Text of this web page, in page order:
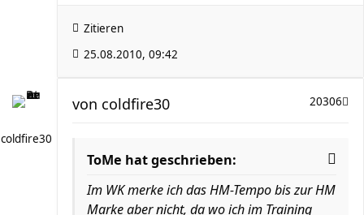
Zitieren
25.08.2010, 09:42
coldfire30
20306
von coldfire30
ToMe hat geschrieben:
Im WK merke ich das HM-Tempo bis zur HM
Marke aber nicht, da wo ich im Training